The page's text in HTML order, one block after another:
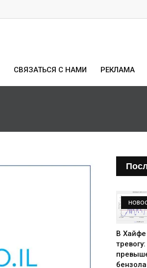
СВЯЗАТЬСЯ С НАМИ РЕКЛАМА
В